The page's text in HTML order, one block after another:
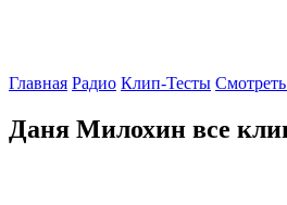
Главная Радио Клип-Тесты
Даня Милохин все